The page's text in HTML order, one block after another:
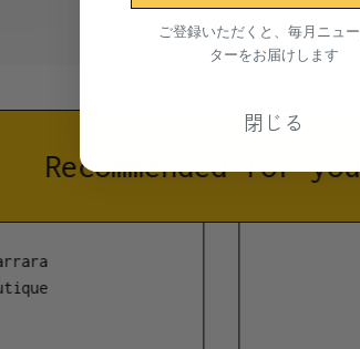
Recommended for you
ご登録いただくと、毎月ニュ
ターをお届けします
閉じる